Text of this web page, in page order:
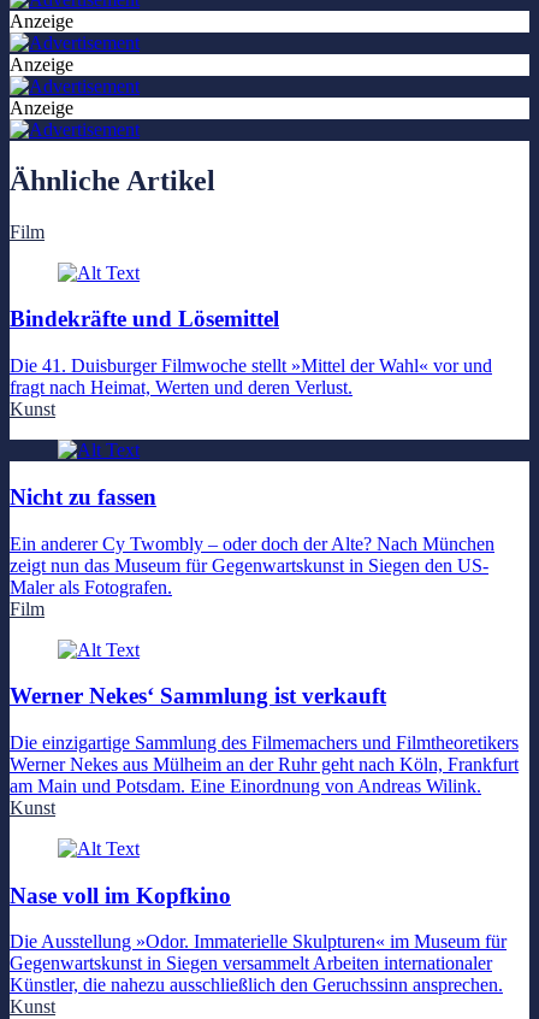
Anzeige
Anzeige
Anzeige
Ähnliche Artikel
Film
Bindekräfte und Lösemittel
Die 41. Duisburger Filmwoche stellt »Mittel der Wahl« vor und
fragt nach Heimat, Werten und deren Verlust.
Kunst
Nicht zu fassen
Ein anderer Cy Twombly – oder doch der Alte? Nach München
zeigt nun das Museum für Gegenwartskunst in Siegen den US-
Maler als Fotografen.
Film
Werner Nekes‘ Sammlung ist verkauft
Die einzigartige Sammlung des Filmemachers und Filmtheoretikers
Werner Nekes aus Mülheim an der Ruhr geht nach Köln, Frankfurt
am Main und Potsdam. Eine Einordnung von Andreas Wilink.
Kunst
Nase voll im Kopfkino
Die Ausstellung »Odor. Immaterielle Skulpturen« im Museum für
Gegenwartskunst in Siegen versammelt Arbeiten internationaler
Künstler, die nahezu ausschließlich den Geruchssinn ansprechen.
Kunst